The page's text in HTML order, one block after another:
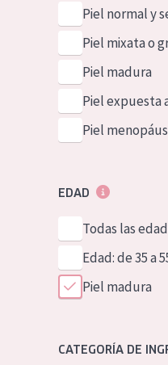
Piel normal y
Piel mixata o
Piel madura
Piel expuesta
Piel
EDAD
Todas las
Edad: de 35 a
Piel madura
CATEGORÍA DE